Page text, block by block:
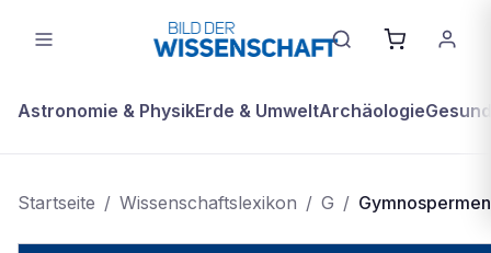
Astronomie & PhysikErde & UmweltArchäologie
Startseite / Wissenschaftslexikon / G / Gymnospermen